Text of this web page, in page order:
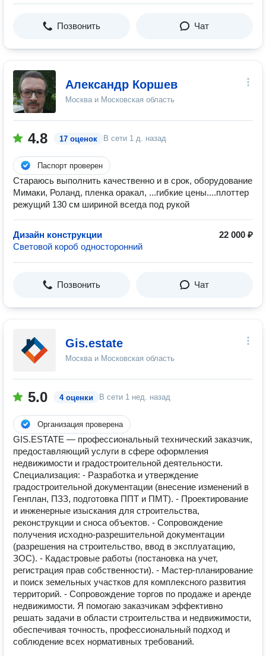
Позвонить Чат
Александр Коршев
Москва и Московская область
4.8 17 оценок В сети 1 д. назад
Паспорт проверен
Стараюсь выполнить качественно и в срок, оборудование
Мимаки, Роланд, пленка оракал, ...гибкие цены....плоттер
режущий 130 см шириной всегда под рукой
Дизайн конструкции
22 000 ₽
Световой короб односторонний
Позвонить Чат
Gis.estate
Москва и Московская область
5.0 4 оценки В сети 1 нед. назад
Организация проверена
GIS.ESTATE — профессиональный технический заказчик,
предоставляющий услуги в сфере оформления
недвижимости и градостроительной деятельности.
Специализация: - Разработка и утверждение
градостроительной документации (внесение изменений в
Генплан, ПЗЗ, подготовка ППТ и ПМТ). - Проектирование
и инженерные изыскания для строительства,
реконструкции и сноса объектов. - Сопровождение
получения исходно-разрешительной документации
(разрешения на строительство, ввод в эксплуатацию,
ЗОС). - Кадастровые работы (постановка на учет,
регистрация прав собственности). - Мастер-планирование
и поиск земельных участков для комплексного развития
территорий. - Сопровождение торгов по продаже и аренде
недвижимости. Я помогаю заказчикам эффективно
решать задачи в области строительства и недвижимости,
обеспечивая точность, профессиональный подход и
соблюдение всех нормативных требований.